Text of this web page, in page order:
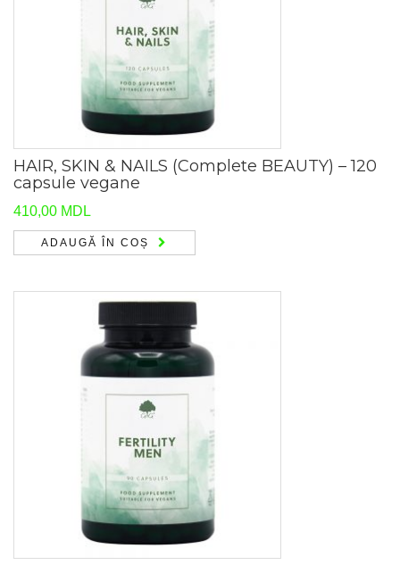
HAIR, SKIN & NAILS (Complete BEAUTY) – 120
capsule vegane
410,00 MDL
ADAUGĂ ÎN COȘ